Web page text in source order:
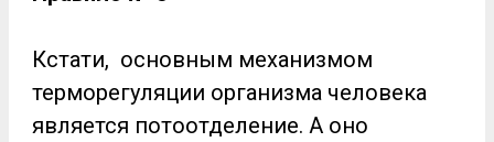
Кстати, основным механизмом
терморегуляции организма человека
является потоотделение. А оно